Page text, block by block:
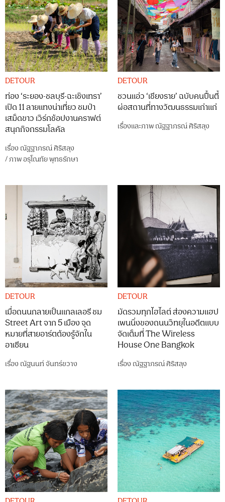
DETOUR
ท่อง ‘ระยอง-ชลบุรี-ฉะเชิงเทรา’
เปิด 11 ลายแทงน่าเที่ยว ชมป่า
เสม็ดขาว เวิร์กช้อปงานคราฟต์
สนุกกิจกรรมโลคัล
เรื่องณัฐฐาภรณ์ ศิริสลุง
/ภาพอรุโณทัย พุทธรักษา
DETOUR
ชวนแอ่ว ‘เชียงราย’ ฉบับคนปื้นตี้
ผ่อสถานที่ทางวัฒนธรรมเก่าแก่
เรื่องและภาพณัฐฐาภรณ์ ศิริสลุง
DETOUR
เมื่อถนนกลายเป็นแกลเลอรี ชม
Street Art จาก 5 เมือง จุด
หมายที่สายอาร์ตต้องรู้จักใน
อาเซียน
เรื่องณัฐนนท์ จันทร์ขวาง
DETOUR
มัดรวมทุกไฮไลต์ ส่องความแฮป
เพนนิ่งของถนนวิทยุในอดีตแบบ
จัดเต็มที่ The Wireless
House One Bangkok
เรื่องณัฐฐาภรณ์ ศิริสลุง